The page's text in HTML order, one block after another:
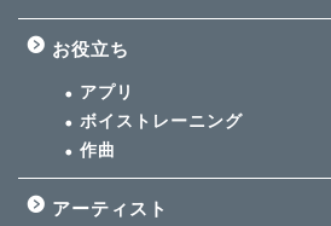
お役立ち
アプリ
ボイストレーニング
作曲
アーティスト